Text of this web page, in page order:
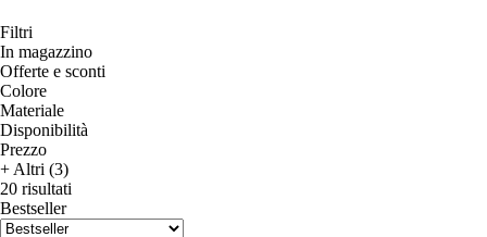
Filtri
In magazzino
Offerte e sconti
Colore
Materiale
Disponibilità
Prezzo
+ Altri (3)
20 risultati
Bestseller